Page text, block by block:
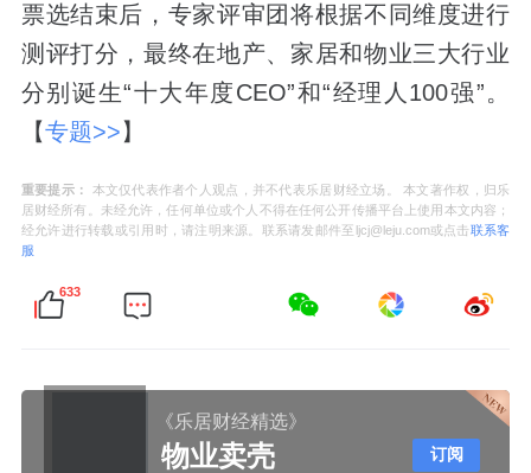
票选结束后，专家评审团将根据不同维度进行
测评打分，最终在地产、家居和物业三大行业
分别诞生“十大年度CEO”和“经理人100强”。
【专题>>】
重要提示：
本文仅代表作者个人观点，并不代表乐居财经立场。 本文著作权，归乐
居财经所有。未经允许，任何单位或个人不得在任何公开传播平台上使用本文内容；
经允许进行转载或引用时，请注明来源。联系请发邮件至ljcj@leju.com或点击联系客
服
633
《乐居财经精选》
物业卖壳 订阅